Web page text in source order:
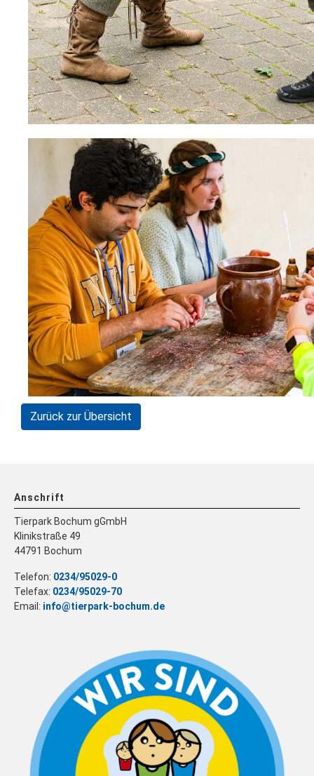
Zurück zur Übersicht
Anschrift
Tierpark Bochum gGmbH
Klinikstraße 49
44791 Bochum
Telefon: 0234/95029-0
Telefax: 0234/95029-70
Email: info@tierpark-bochum.de